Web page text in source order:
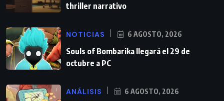
thriller narrativo
NOTICIAS 6 AGOSTO, 2026
Souls of Bombarika llegará el 29 de
octubre a PC
ANÁLISIS 6 AGOSTO, 2026